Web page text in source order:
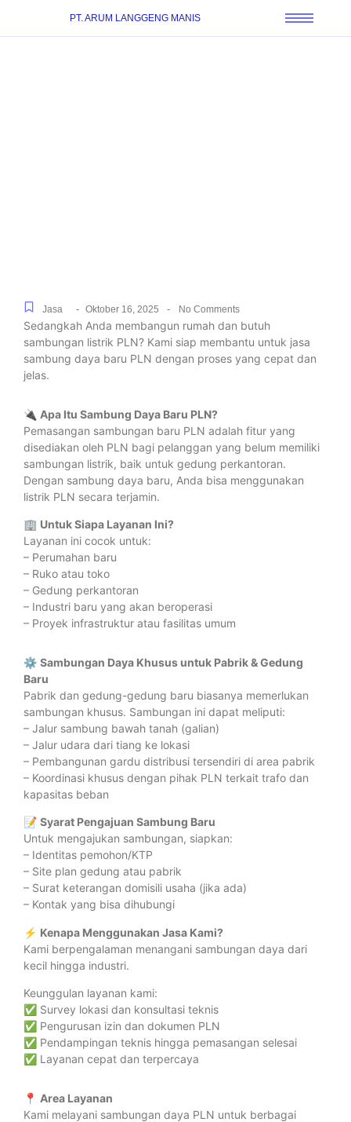
PT. ARUM LANGGENG MANIS
Jasa - Oktober 16, 2025 - No Comments
Sedangkah Anda membangun rumah dan butuh
sambungan listrik PLN? Kami siap membantu untuk jasa
sambung daya baru PLN dengan proses yang cepat dan
jelas.
🔌 Apa Itu Sambung Daya Baru PLN?
Pemasangan sambungan baru PLN adalah fitur yang
disediakan oleh PLN bagi pelanggan yang belum memiliki
sambungan listrik, baik untuk gedung perkantoran.
Dengan sambung daya baru, Anda bisa menggunakan
listrik PLN secara terjamin.
🏢 Untuk Siapa Layanan Ini?
Layanan ini cocok untuk:
– Perumahan baru
– Ruko atau toko
– Gedung perkantoran
– Industri baru yang akan beroperasi
– Proyek infrastruktur atau fasilitas umum
⚙️ Sambungan Daya Khusus untuk Pabrik & Gedung
Baru
Pabrik dan gedung-gedung baru biasanya memerlukan
sambungan khusus. Sambungan ini dapat meliputi:
– Jalur sambung bawah tanah (galian)
– Jalur udara dari tiang ke lokasi
– Pembangunan gardu distribusi tersendiri di area pabrik
– Koordinasi khusus dengan pihak PLN terkait trafo dan
kapasitas beban
📝 Syarat Pengajuan Sambung Baru
Untuk mengajukan sambungan, siapkan:
– Identitas pemohon/KTP
– Site plan gedung atau pabrik
– Surat keterangan domisili usaha (jika ada)
– Kontak yang bisa dihubungi
⚡ Kenapa Menggunakan Jasa Kami?
Kami berpengalaman menangani sambungan daya dari
kecil hingga industri.
Keunggulan layanan kami:
✅ Survey lokasi dan konsultasi teknis
✅ Pengurusan izin dan dokumen PLN
✅ Pendampingan teknis hingga pemasangan selesai
✅ Layanan cepat dan terpercaya
📍 Area Layanan
Kami melayani sambungan daya PLN untuk berbagai